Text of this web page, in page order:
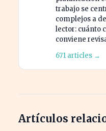
trabajo se
complejos a
lector: cuánto
conviene
671 articles →
Artículos